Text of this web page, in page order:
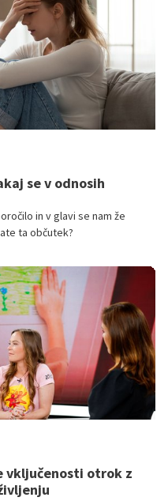
sorodnikov ali bližnjih, ki
podpore.
se v odnosih
in v glavi se nam že
ta občutek?
vključenosti otrok z